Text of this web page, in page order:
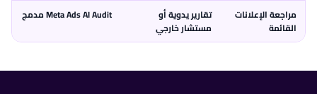
مراجعة الإعلانات
القائمة
تقارير يدوية أو
مستشار خارجي
Meta Ads AI Audit مدمج